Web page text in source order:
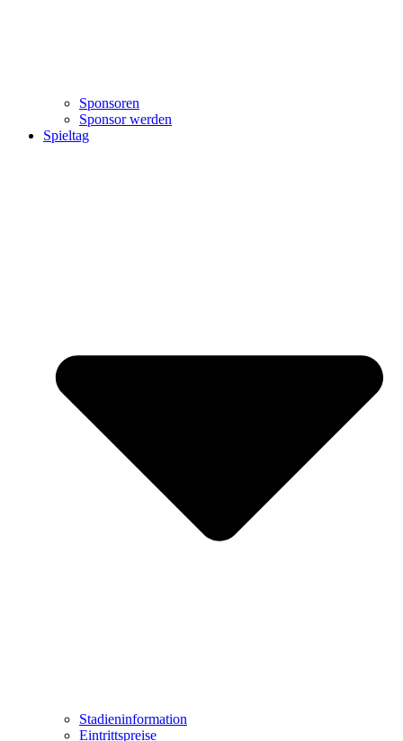
Sponsoren
Sponsor werden
Spieltag
Stadieninformation
Eintrittspreise